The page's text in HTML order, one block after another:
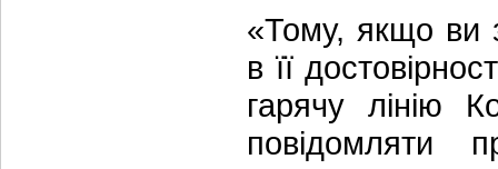
«Тому, якщо ви
в її
гарячу лінію
повідомляти